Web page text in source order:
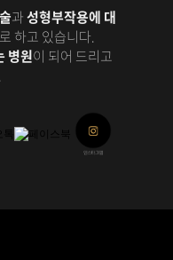
과성형부작용에 대
하고 있습니다.
병원이 되어 드리고